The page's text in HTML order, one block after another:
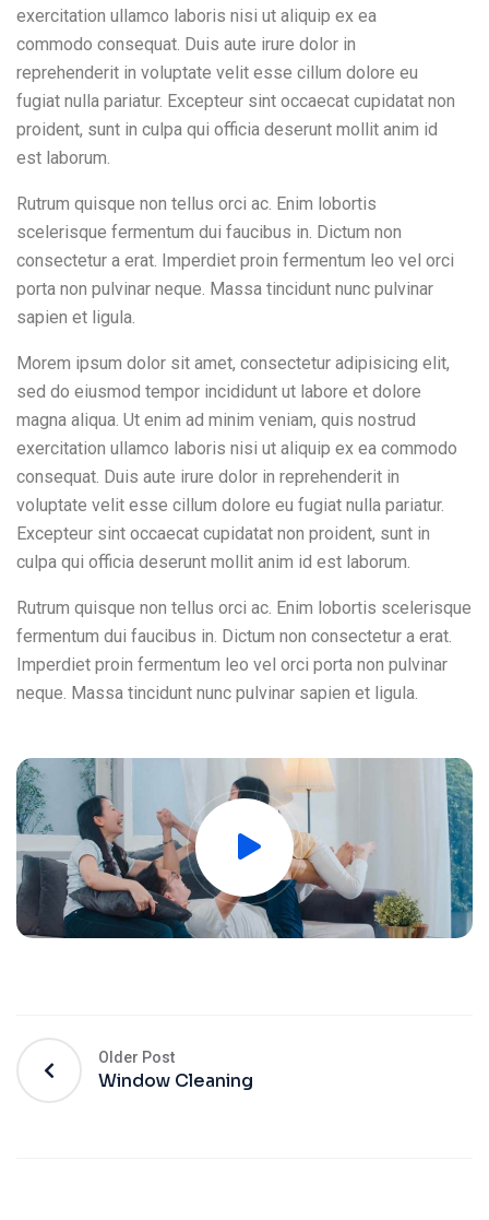
exercitation ullamco laboris nisi ut aliquip ex ea
commodo consequat. Duis aute irure dolor in
reprehenderit in voluptate velit esse cillum dolore eu
fugiat nulla pariatur. Excepteur sint occaecat cupidatat non
proident, sunt in culpa qui officia deserunt mollit anim id
est laborum.
Rutrum quisque non tellus orci ac. Enim lobortis
scelerisque fermentum dui faucibus in. Dictum non
consectetur a erat. Imperdiet proin fermentum leo vel orci
porta non pulvinar neque. Massa tincidunt nunc pulvinar
sapien et ligula.
Morem ipsum dolor sit amet, consectetur adipisicing elit,
sed do eiusmod tempor incididunt ut labore et dolore
magna aliqua. Ut enim ad minim veniam, quis nostrud
exercitation ullamco laboris nisi ut aliquip ex ea commodo
consequat. Duis aute irure dolor in reprehenderit in
voluptate velit esse cillum dolore eu fugiat nulla pariatur.
Excepteur sint occaecat cupidatat non proident, sunt in
culpa qui officia deserunt mollit anim id est laborum.
Rutrum quisque non tellus orci ac. Enim lobortis scelerisque
fermentum dui faucibus in. Dictum non consectetur a erat.
Imperdiet proin fermentum leo vel orci porta non pulvinar
neque. Massa tincidunt nunc pulvinar sapien et ligula.
Older Post
Window Cleaning